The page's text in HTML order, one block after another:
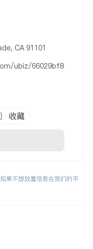
CA 91101
ubiz/66029bf8
收藏
如果不想放置信息在我们的平